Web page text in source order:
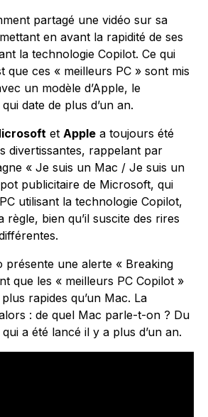
partagé une vidéo sur sa
en avant la rapidité de ses
la technologie Copilot. Ce qui
que ces « meilleurs PC » sont mis
un modèle d’Apple, le
date de plus d’un an.
et Apple a toujours été
divertissantes, rappelant par
« Je suis un Mac / Je suis un
publicitaire de Microsoft, qui
utilisant la technologie Copilot,
règle, bien qu’il suscite des rires
présente une alerte « Breaking
que les « meilleurs PC Copilot »
rapides qu’un Mac. La
: de quel Mac parle-t-on ? Du
a été lancé il y a plus d’un an.